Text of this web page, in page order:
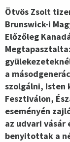
Ötvös Zsolt
Brunswick-i
Előzőleg
a
szolgálni, Isten
Fesztiválon,
eseményén
az udvari vásár
benyitottak a